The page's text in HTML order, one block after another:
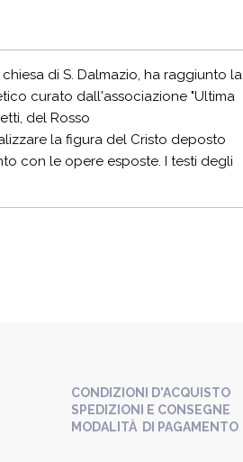
di S. Dalmazio, ha raggiunto la
curato dall'associazione "Ultima
del Rosso
la figura del Cristo deposto
con le opere esposte. I testi degli
CONDIZIONI D'ACQUISTO
SPEDIZIONI E CONSEGNE
MODALITÀ DI PAGAMENTO